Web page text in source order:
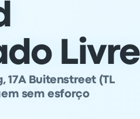
Livre
17A Buitenstreet (TL
sem esforço